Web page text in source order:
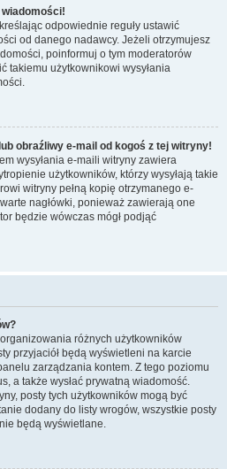
odpowiednie reguły ustawić
od danego nadawcy. Jeżeli otrzymujesz
poinformuj o tym moderatorów
takiemu użytkownikowi wysyłania
obraźliwy e-mail od kogoś z tej witryny!
wysyłania e-maili witryny zawiera
użytkowników, którzy wysyłają takie
witryny pełną kopię otrzymanego e-
nagłówki, ponieważ zawierają one
będzie wówczas mógł podjąć
różnych użytkowników
przyjaciół będą wyświetleni na karcie
zarządzania kontem. Z tego poziomu
a także wysłać prywatną wiadomość.
posty tych użytkowników mogą być
dodany do listy wrogów, wszystkie posty
będą wyświetlane.